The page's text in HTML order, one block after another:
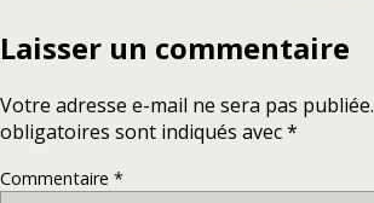
Laisser un commentaire
Votre adresse e-mail ne sera pas publiée.
obligatoires sont indiqués avec*
Commentaire *